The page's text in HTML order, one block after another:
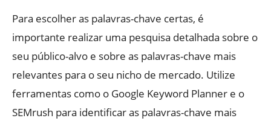
Para escolher as palavras-chave certas, é
importante realizar uma pesquisa detalhada sobre o
seu público-alvo e sobre as palavras-chave mais
relevantes para o seu nicho de mercado. Utilize
ferramentas como o Google Keyword Planner e o
SEMrush para identificar as palavras-chave mais